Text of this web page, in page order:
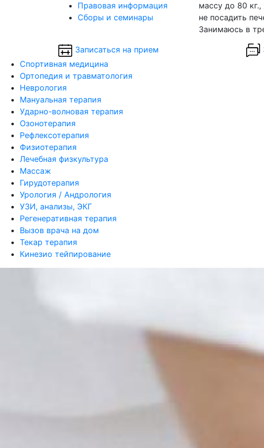
Правовая информация
Сборы и семинары
массу до 80
не посадить
Занимаюсь в
Записаться на прием
Спортивная медицина
Ортопедия и травматология
Неврология
Мануальная терапия
Ударно-волновая терапия
Озонотерапия
Рефлексотерапия
Физиотерапия
Лечебная физкультура
Массаж
Гирудотерапия
Урология / Андрология
УЗИ, анализы, ЭКГ
Регенеративная терапия
Вызов врача на дом
Текар терапия
Кинезио тейпирование